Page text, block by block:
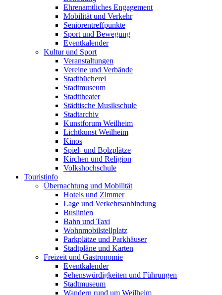
Ehrenamtliches Engagement
Mobilität und Verkehr
Seniorentreffpunkte
Sport und Bewegung
Eventkalender
Kultur und Sport
Veranstaltungen
Vereine und Verbände
Stadtbücherei
Stadtmuseum
Stadttheater
Städtische Musikschule
Stadtarchiv
Kunstforum Weilheim
Lichtkunst Weilheim
Kinos
Spiel- und Bolzplätze
Kirchen und Religion
Volkshochschule
Touristinfo
Übernachtung und Mobilität
Hotels und Zimmer
Lage und Verkehrsanbindung
Buslinien
Bahn und Taxi
Wohnmobilstellplatz
Parkplätze und Parkhäuser
Stadtpläne und Karten
Freizeit und Gastronomie
Eventkalender
Sehenswürdigkeiten und Führungen
Stadtmuseum
Wandern rund um Weilheim